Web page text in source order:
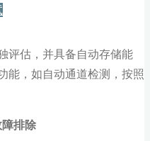
评估，并具备自动存储能
能，如自动通道检测，按照
排除